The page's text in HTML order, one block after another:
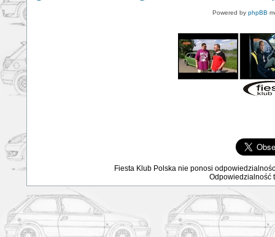
Powered by phpBB
Fiesta Klub Polska nie ponosi
Odpowiedzialność